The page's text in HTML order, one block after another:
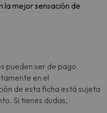
la mejor sensación de
pueden ser de pago.
en el
de esta ficha está sujeta
Si tienes dudas,